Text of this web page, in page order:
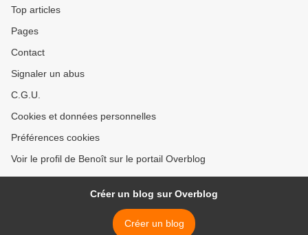
Top articles
Pages
Contact
Signaler un abus
C.G.U.
Cookies et données personnelles
Préférences cookies
Voir le profil de Benoît sur le portail Overblog
Créer un blog sur Overblog
Créer un blog